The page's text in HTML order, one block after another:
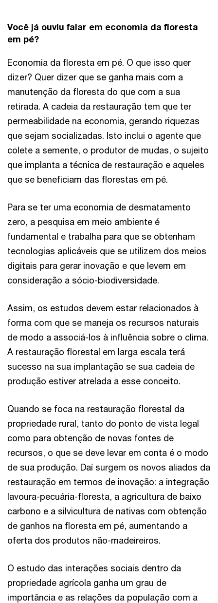
Você já ouviu falar em economia da floresta
em pé?
Economia da floresta em pé. O que isso quer
dizer? Quer dizer que se ganha mais com a
manutenção da floresta do que com a sua
retirada. A cadeia da restauração tem que ter
permeabilidade na economia, gerando riquezas
que sejam socializadas. Isto inclui o agente que
colete a semente, o produtor de mudas, o sujeito
que implanta a técnica de restauração e aqueles
que se beneficiam das florestas em pé.
Para se ter uma economia de desmatamento
zero, a pesquisa em meio ambiente é
fundamental e trabalha para que se obtenham
tecnologias aplicáveis que se utilizem dos meios
digitais para gerar inovação e que levem em
consideração a sócio-biodiversidade.
Assim, os estudos devem estar relacionados à
forma com que se maneja os recursos naturais
de modo a associá-los à influência sobre o clima.
A restauração florestal em larga escala terá
sucesso na sua implantação se sua cadeia de
produção estiver atrelada a esse conceito.
Quando se foca na restauração florestal da
propriedade rural, tanto do ponto de vista legal
como para obtenção de novas fontes de
recursos, o que se deve levar em conta é o modo
de sua produção. Daí surgem os novos aliados da
restauração em termos de inovação: a integração
lavoura-pecuária-floresta, a agricultura de baixo
carbono e a silvicultura de nativas com obtenção
de ganhos na floresta em pé, aumentando a
oferta dos produtos não-madeireiros.
O estudo das interações sociais dentro da
propriedade agrícola ganha um grau de
importância e as relações da população com a